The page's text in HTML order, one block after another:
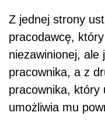
Z jednej strony
pracodawcę,
niezawinionej, ale
pracownika, a z
pracownika, który
umożliwia mu